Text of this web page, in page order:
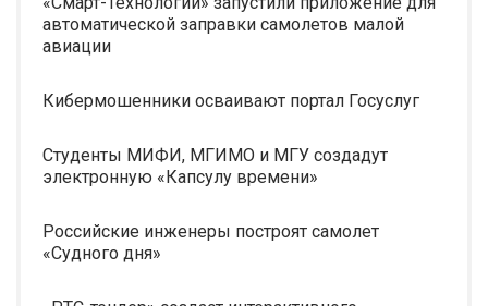
автоматической заправки самолетов малой
авиации
Кибермошенники осваивают портал Госуслуг
Студенты МИФИ, МГИМО и МГУ создадут
электронную «Капсулу времени»
Российские инженеры построят самолет
«Судного дня»